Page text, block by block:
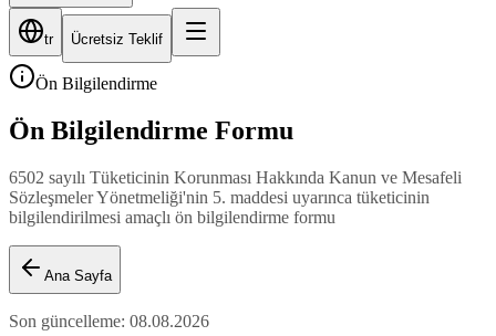
tr Ücretsiz Teklif
Ön Bilgilendirme
Ön Bilgilendirme Formu
6502 sayılı Tüketicinin Korunması Hakkında Kanun ve Mesafeli
Sözleşmeler Yönetmeliği'nin 5. maddesi uyarınca tüketicinin
bilgilendirilmesi amaçlı ön bilgilendirme formu
Ana Sayfa
Son güncelleme: 08.08.2026